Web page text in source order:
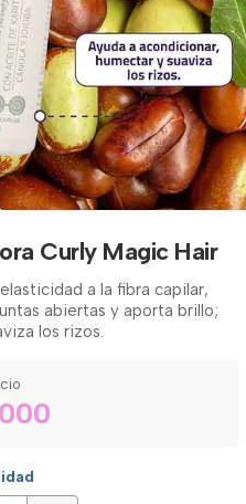
Curly Magic Hair
a la fibra capilar,
abiertas y aporta brillo;
los rizos.